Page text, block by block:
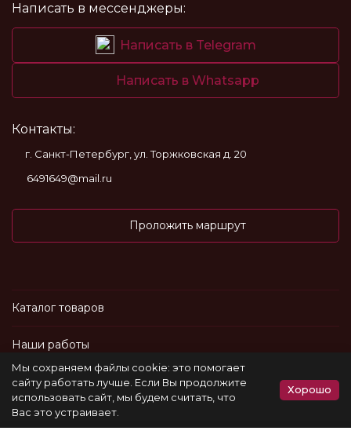
Написать в мессенджеры:
Написать в Telegram
Написать в Whatsapp
Контакты:
г. Санкт-Петербург, ул. Торжковская д. 20
6491649@mail.ru
Проложить маршрут
Каталог товаров
Наши работы
Информация
Политика персональных данных
Мы сохраняем файлы cookie: это помогает
сайту работать лучше. Если Вы продолжите
использовать сайт, мы будем считать, что
Вас это устраивает.
Хорошо